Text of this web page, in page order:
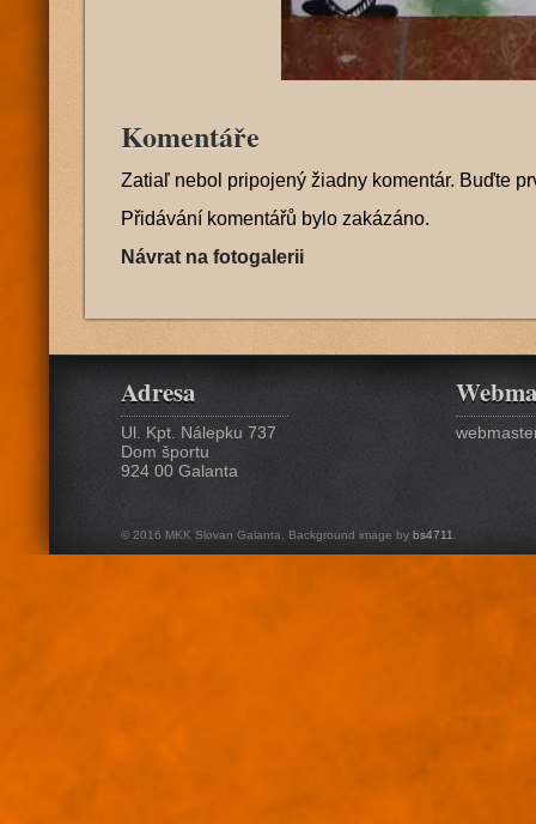
Komentáře
Zatiaľ nebol pripojený žiadny komentár. Buďte
Přidávání komentářů bylo zakázáno.
Návrat na fotogalerii
Adresa
Ul. Kpt. Nálepku 737
Dom športu
924 00 Galanta
© 2016 MKK Slovan Galanta. Background image by bs4711